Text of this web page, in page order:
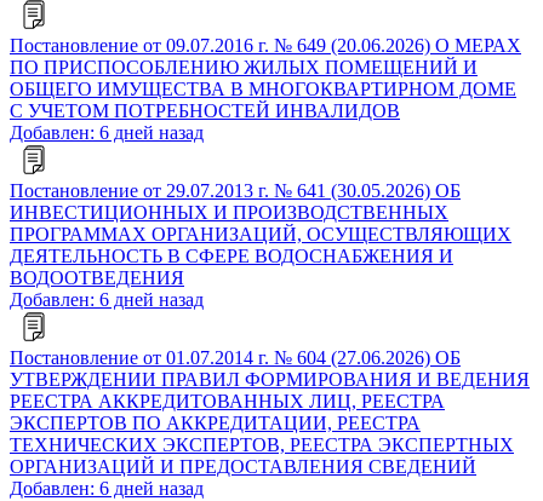
Постановление от 09.07.2016 г. № 649 (20.06.2026) О МЕРАХ
ПО ПРИСПОСОБЛЕНИЮ ЖИЛЫХ ПОМЕЩЕНИЙ И
ОБЩЕГО ИМУЩЕСТВА В МНОГОКВАРТИРНОМ ДОМЕ
С УЧЕТОМ ПОТРЕБНОСТЕЙ ИНВАЛИДОВ
Добавлен: 6 дней назад
Постановление от 29.07.2013 г. № 641 (30.05.2026) ОБ
ИНВЕСТИЦИОННЫХ И ПРОИЗВОДСТВЕННЫХ
ПРОГРАММАХ ОРГАНИЗАЦИЙ, ОСУЩЕСТВЛЯЮЩИХ
ДЕЯТЕЛЬНОСТЬ В СФЕРЕ ВОДОСНАБЖЕНИЯ И
ВОДООТВЕДЕНИЯ
Добавлен: 6 дней назад
Постановление от 01.07.2014 г. № 604 (27.06.2026) ОБ
УТВЕРЖДЕНИИ ПРАВИЛ ФОРМИРОВАНИЯ И ВЕДЕНИЯ
РЕЕСТРА АККРЕДИТОВАННЫХ ЛИЦ, РЕЕСТРА
ЭКСПЕРТОВ ПО АККРЕДИТАЦИИ, РЕЕСТРА
ТЕХНИЧЕСКИХ ЭКСПЕРТОВ, РЕЕСТРА ЭКСПЕРТНЫХ
ОРГАНИЗАЦИЙ И ПРЕДОСТАВЛЕНИЯ СВЕДЕНИЙ
Добавлен: 6 дней назад